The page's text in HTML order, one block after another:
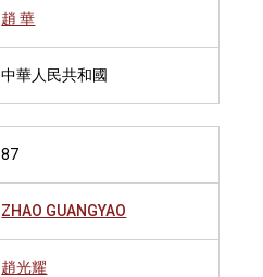
趙 華
中華人民共和國
87
ZHAO GUANGYAO
趙光耀